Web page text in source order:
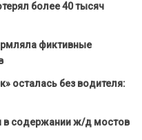
более 40 тысяч
фиктивные
осталась без водителя:
в содержании ж/д мостов